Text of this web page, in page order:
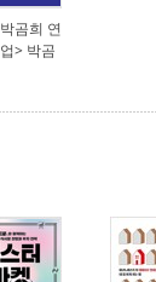
곰희 연
> 박곰